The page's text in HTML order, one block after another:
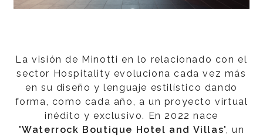
La visión de Minotti en lo relacionado con el
sector Hospitality evoluciona cada vez más
en su diseño y lenguaje estilístico dando
forma, como cada año, a un proyecto virtual
inédito y exclusivo. En 2022 nace
"Waterrock Boutique Hotel and Villas", un